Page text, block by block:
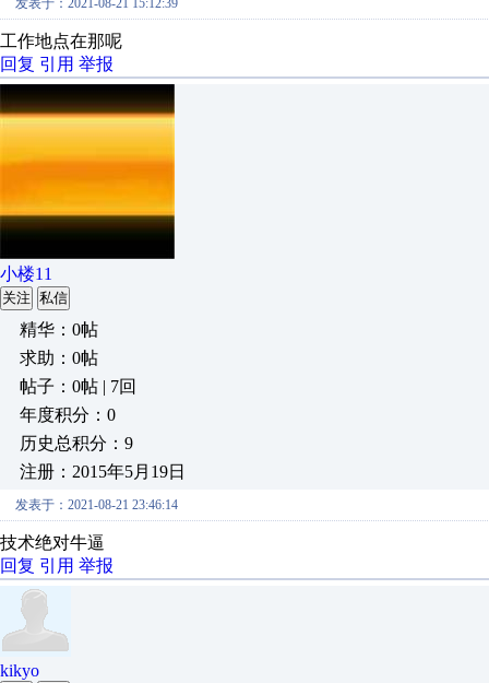
发表于：2021-08-21 15:12:39
工作地点在那呢
回复 引用 举报
小楼11
关注 私信
精华：0帖
求助：0帖
帖子：0帖 | 7回
年度积分：0
历史总积分：9
注册：2015年5月19日
发表于：2021-08-21 23:46:14
技术绝对牛逼
回复 引用 举报
kikyo